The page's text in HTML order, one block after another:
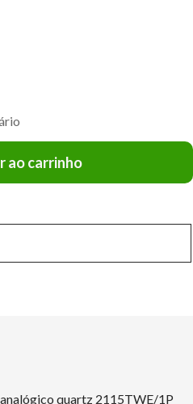
ao carrinho
quartz 2115TWE/1P